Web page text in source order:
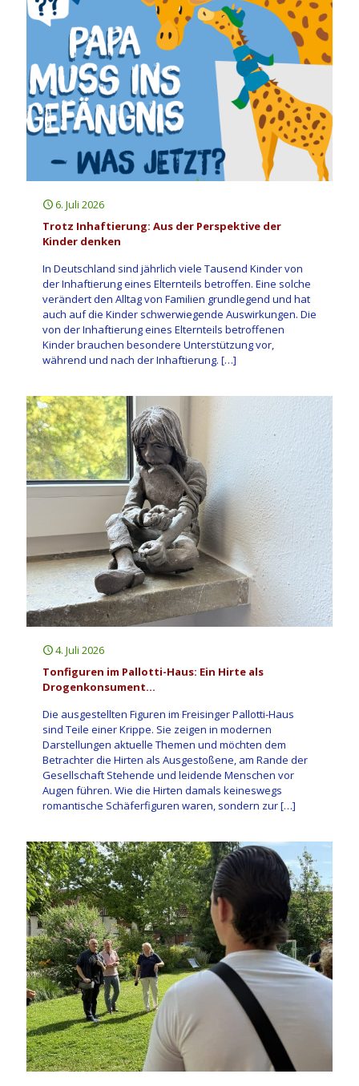
6. Juli 2026
Trotz Inhaftierung: Aus der Perspektive der
Kinder denken
In Deutschland sind jährlich viele Tausend Kinder von
der Inhaftierung eines Elternteils betroffen. Eine solche
verändert den Alltag von Familien grundlegend und hat
auch auf die Kinder schwerwiegende Auswirkungen. Die
von der Inhaftierung eines Elternteils betroffenen
Kinder brauchen besondere Unterstützung vor,
während und nach der Inhaftierung. […]
4. Juli 2026
Tonfiguren im Pallotti-Haus: Ein Hirte als
Drogenkonsument…
Die ausgestellten Figuren im Freisinger Pallotti-Haus
sind Teile einer Krippe. Sie zeigen in modernen
Darstellungen aktuelle Themen und möchten dem
Betrachter die Hirten als Ausgestoßene, am Rande der
Gesellschaft Stehende und leidende Menschen vor
Augen führen. Wie die Hirten damals keineswegs
romantische Schäferfiguren waren, sondern zur[…]